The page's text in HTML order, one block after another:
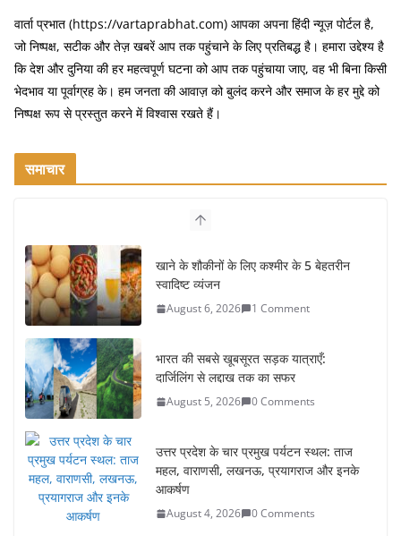
वार्ता प्रभात (https://vartaprabhat.com) आपका अपना हिंदी न्यूज़ पोर्टल है,
जो निष्पक्ष, सटीक और तेज़ खबरें आप तक पहुंचाने के लिए प्रतिबद्ध है। हमारा उद्देश्य है
कि देश और दुनिया की हर महत्वपूर्ण घटना को आप तक पहुंचाया जाए, वह भी बिना किसी
भेदभाव या पूर्वाग्रह के। हम जनता की आवाज़ को बुलंद करने और समाज के हर मुद्दे को
निष्पक्ष रूप से प्रस्तुत करने में विश्वास रखते हैं।
समाचार
खाने के शौकीनों के लिए कश्मीर के 5 बेहतरीन
स्वादिष्ट व्यंजन
August 6, 2026 1 Comment
भारत की सबसे खूबसूरत सड़क यात्राएँ:
दार्जिलिंग से लद्दाख तक का सफर
August 5, 2026 0 Comments
उत्तर प्रदेश के चार प्रमुख पर्यटन स्थल: ताज
महल, वाराणसी, लखनऊ, प्रयागराज और इनके
आकर्षण
August 4, 2026 0 Comments